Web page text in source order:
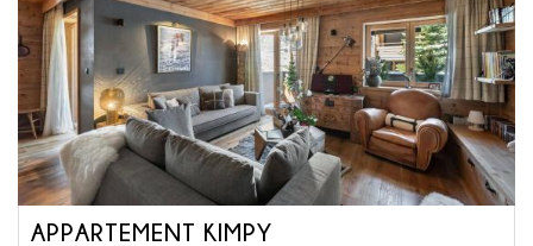
APPARTEMENT KIMPY